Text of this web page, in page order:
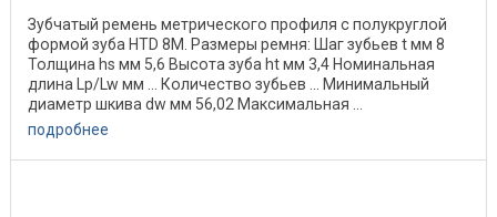
Зубчатый ремень метрического профиля с полукруглой
формой зуба HTD 8M. Размеры ремня: Шаг зубьев t мм 8
Толщина hs мм 5,6 Высота зуба ht мм 3,4 Номинальная
длина Lp/Lw мм ... Количество зубьев ... Минимальный
диаметр шкива dw мм 56,02 Максимальная ...
подробнее